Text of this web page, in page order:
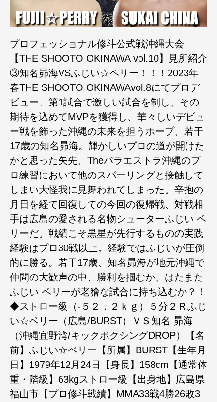
プロフェッショナル修斗公式戦沖縄大会
【THE SHOOTO OKINAWA vol.10】見所紹介
③知名昴海VSふじい☆ペリー！！！2023年
春THE SHOOTO OKINAWAvol.8にてプロデ
ビュー。第1試合で激しい試合を制し、その
期待を込めてMVPを獲得し、華々しいデビュ
ー戦を飾った沖縄の未来を担うホープ、若干
17歳の知名昴海。輝かしいプロの道が開けた
かと思った矢先、Theパラエストラ沖縄のプ
ロ練習において他のスパーリングと接触して
しまい大怪我に見舞われてしまった。辛抱の
月日を経て回復しての今回の復帰戦、対戦相
手は広島の愛される名物シューターふじい ペ
リーだ。戦績こそ黒星が先行するものの実践
経験はプロ30戦以上。経験ではふじいが圧倒
的に勝る。若干17歳、知名昴海が地元沖縄で
仲間の大歓声の中、勝利を掴むか、はたまた
ふじい ペリーが老獪な試合に持ち込むか？！
◆ストロー級（-５２．２ｋｇ）５分２Ｒふじ
い☆ペリー（広島/BURST）ＶＳ知名 昴海
（沖縄宜野湾/キックボクシングDROP）【名
前】ふじい☆ペリー【所属】BURST【生年月
日】1979年12月24日【身長】158cm【通常体
重・階級】63kgストロー級【出身地】広島県
福山市【プロ修斗戦績】MMA33戦4勝26敗3